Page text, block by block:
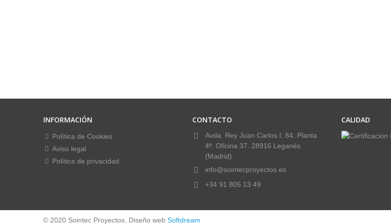
INFORMACIÓN
Política de Cookies
Aviso legal
Política de privacidad
CONTACTO
Avda. Rey Juan Carlos I, 84. Planta
4ª. Oficina 37. 28916 Leganés
(Madrid)
info@sointecproyectos.es
+34 91 805 13 49
CALIDAD
© 2020 Sointec Proyectos. Diseño web Softdream